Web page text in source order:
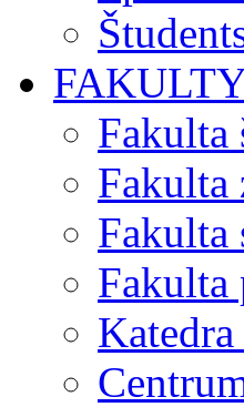
Fakulta
Fakulta
Fakulta
Fakulta